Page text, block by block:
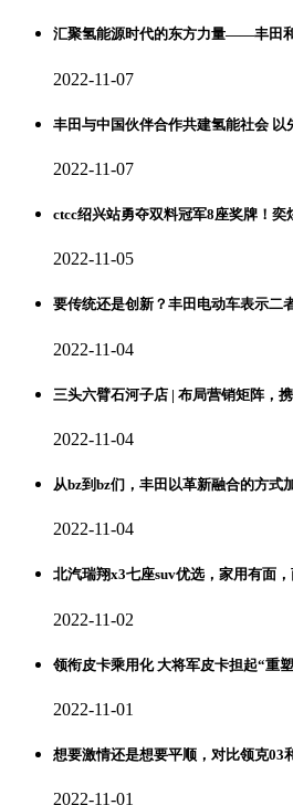
汇聚氢能源时代的东方力量——丰田
2022-11-07
丰田与中国伙伴合作共建氢能社会 以
2022-11-07
ctcc绍兴站勇夺双料冠军8座奖牌！奕
2022-11-05
要传统还是创新？丰田电动车表示二
2022-11-04
三头六臂石河子店 | 布局营销矩阵，
2022-11-04
从bz到bz们，丰田以革新融合的方式
2022-11-04
北汽瑞翔x3七座suv优选，家用有面
2022-11-02
领衔皮卡乘用化 大将军皮卡担起“重
2022-11-01
想要激情还是想要平顺，对比领克03
2022-11-01